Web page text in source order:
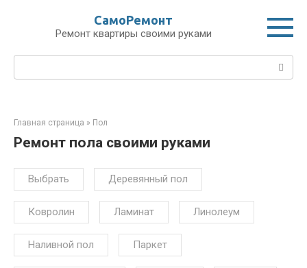
СамоРемонт
Ремонт квартиры своими руками
Поиск:
Главная страница » Пол
Ремонт пола своими руками
Выбрать Деревянный пол
Ковролин Ламинат Линолеум
Наливной пол Паркет